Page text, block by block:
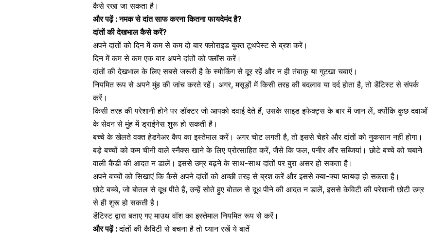
कैसे रखा जा सकता है।
और पढ़ें : नमक से दांत साफ करना कितना फायदेमंद है?
दांतों की देखभाल कैसे करें?
अपने दांतों को दिन में कम से कम दो बारफ्लोराइड युक्त टूथपेस्टसे ब्रश करें।
दिन में कम से कम एक बार अपने दांतों को फ्लॉस करें।
दांतों की देखभाल के लिए सबसे जरूरी है केस्मोकिंगसे दूर रहें और न हीतंबाकूया गुटखा चबाएं।
नियमित रूप से अपने मुंह की जांच करते रहें। अगर,मसूड़ों में किसी तरह की बदलाव या दर्द होता है, तो डेंटिस्ट से संपर्क
करें।
किसी तरह की परेशानी होने पर डॉक्टर जो आपको दवाई देते हैं, उसके साइड इफेक्ट्स के बार में जान लें, क्योंकि कुछ दवाओं
के सेवन सेमुंह में ड्राईनेस शुरू हो सकती है।
बच्चे के खेलते वक्त हेडगेअर कैप का इस्तेमाल करें। अगर चोट लगती है, तो इससेचेहरेऔर दांतों को नुकसान नहीं होगा।
बड़े बच्चों को कम चीनी वाले स्नैक्स खाने के लिए प्रोत्साहित करें, जैसे कि फल, पनीर और सब्जियां। छोटे बच्चे को चबाने
वाली कैंडी की आदत न डालें। इससे उम्र बढ़ने के साथ-साथ दांतों पर बुरा असर हो सकता है।
अपने बच्चों को सिखाएं कि कैसे अपने दांतों को अच्छी तरह से ब्रश करें और इससे क्या-क्या फायदा हो सकता है।
छोटे बच्चे, जो बोतल से दूध पीते हैं, उन्हें सोते हुए बोतल से दूध पीनेकी आदत न डालें, इससेकेविटी की परेशानी छोटी उम्र
से ही शुरू हो सकती है।
डेंटिस्ट द्वारा बताए गएमाउथ वॉश का इस्तेमाल नियमित रूप से करें।
और पढ़ें :दांतों की कैविटी से बचना है तो ध्यान रखें ये बातें